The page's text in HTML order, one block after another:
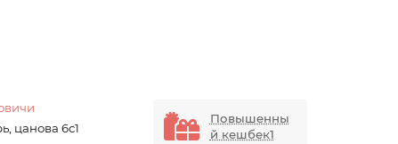
цанова 6с1
Повышенны
й кешбек1